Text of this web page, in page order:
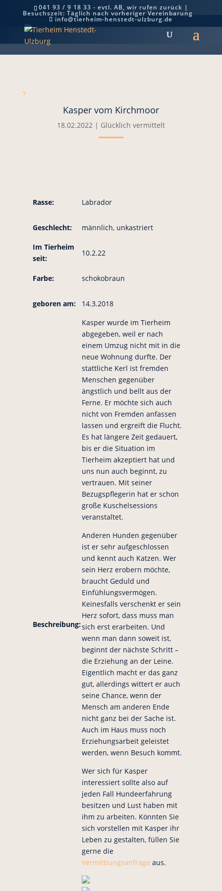
041 93 / 9 18 33 - evtl. AB, wir rufen zurück |
Besuchszeit: Täglich nach vorheriger Vereinbarung
info@tierheim-henstedt-ulzburg.de
Kasper vom Kirchmoor
7
Kasper vom Kirchmoor
18.02.2022| Glücklich vermittelt
Rasse: Labrador
Geschlecht: männlich, unkastriert
Im Tierheim
seit:
10.2.22
Farbe: schokobraun
geboren am: 14.3.2018
Beschreibung:
Kasper wurde im Tierheim
abgegeben, weil er nach
einem Umzug nicht mit in die
neue Wohnung durfte. Der
stattliche Kerl ist fremden
Menschen gegenüber
ängstlich und bellt aus der
Ferne. Er möchte sich auch
nicht von Fremden anfassen
lassen und ergreift die Flucht.
Es hat längere Zeit gedauert,
bis er die Situation im
Tierheim akzeptiert hat und
uns nun auch beginnt, zu
vertrauen. Mit seiner
Bezugspflegerin hat er schon
große Kuschelsessions
veranstaltet.
Anderen Hunden gegenüber
ist er sehr aufgeschlossen
und kennt auch Katzen. Wer
sein Herz erobern möchte,
braucht Geduld und
Einfühlungsvermögen.
Keinesfalls verschenkt er sein
Herz sofort, dass muss man
sich erst erarbeiten. Und
wenn man dann soweit ist,
beginnt der nächste Schritt –
die Erziehung an der Leine.
Eigentlich macht er das ganz
gut, allerdings wittert er auch
seine Chance, wenn der
Mensch am anderen Ende
nicht ganz bei der Sache ist.
Auch im Haus muss noch
Erziehungsarbeit geleistet
werden, wenn Besuch kommt.
Wer sich für Kasper
interessiert sollte also auf
jeden Fall Hundeerfahrung
besitzen und Lust haben mit
ihm zu arbeiten. Könnten Sie
sich vorstellen mit Kasper ihr
Leben zu gestalten, füllen Sie
gerne die
Vermittlungsanfrage aus.